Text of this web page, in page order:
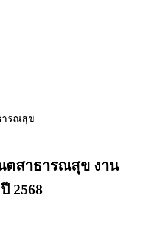
ตสาธารณสุข งาน
2568